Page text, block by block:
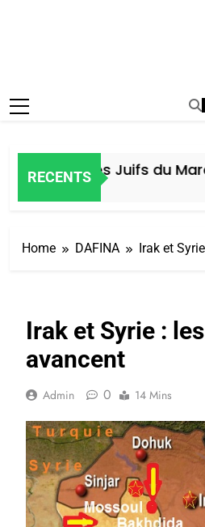
RECENTS
des Juifs du Maroc,
Home DAFINA Irak et
Irak et Syrie :
avancent
Admin 0 14 Mins